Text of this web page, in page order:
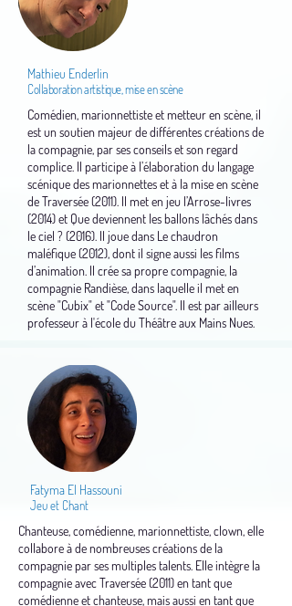
Mathieu Enderlin
Collaboration artistique, mise en scène
Comédien, marionnettiste et metteur en scène, il
est un soutien majeur de différentes créations de
la compagnie, par ses conseils et son regard
complice. Il participe à l’élaboration du langage
scénique des marionnettes et à la mise en scène
de Traversée (2011). Il met en jeu l’Arrose-livres
(2014) et Que deviennent les ballons lâchés dans
le ciel ? (2016). Il joue dans Le chaudron
maléfique (2012), dont il signe aussi les films
d’animation. Il crée sa propre compagnie, la
compagnie Randièse, dans laquelle il met en
scène "Cubix" et "Code Source". Il est par ailleurs
professeur à l'école du Théâtre aux Mains Nues.
Fatyma El Hassouni
Jeu et Chant
Chanteuse, comédienne, marionnettiste, clown, elle
collabore à de nombreuses créations de la
compagnie par ses multiples talents. Elle intègre la
compagnie avec Traversée (2011) en tant que
comédienne et chanteuse, mais aussi en tant que